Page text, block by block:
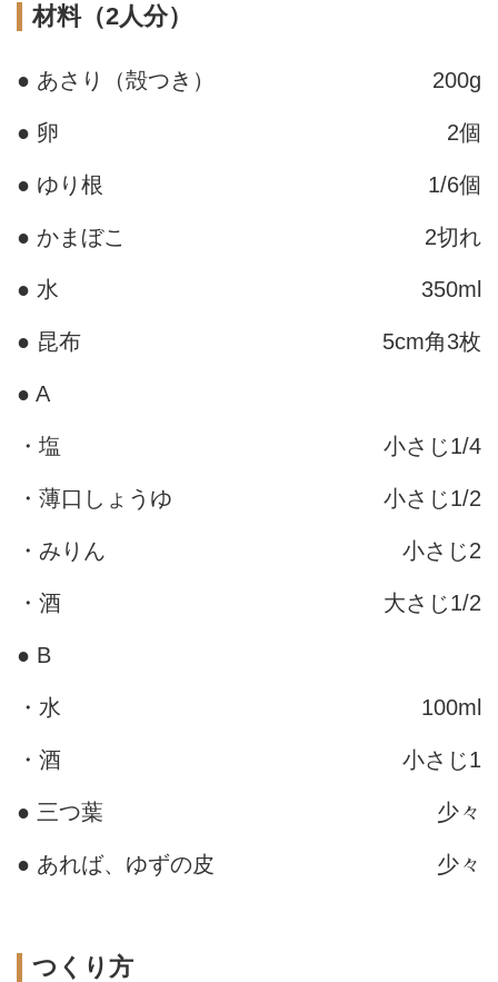
材料（2人分）
● あさり（殻つき） 200g
● 卵 2個
● ゆり根 1/6個
● かまぼこ 2切れ
● 水 350ml
● 昆布 5cm角3枚
● A
・塩 小さじ1/4
・薄口しょうゆ 小さじ1/2
・みりん 小さじ2
・酒 大さじ1/2
● B
・水 100ml
・酒 小さじ1
● 三つ葉 少々
● あれば、ゆずの皮 少々
つくり方